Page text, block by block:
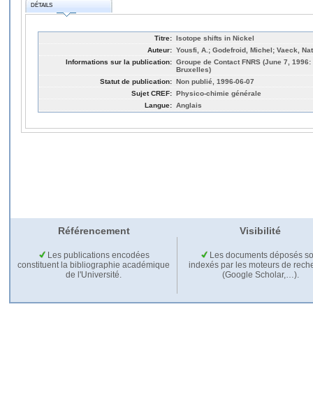
DÉTAILS
Titre: Isotope shifts in Nickel
Auteur: Yousfi, A.; Godefroid, Michel; Vaeck,
Informations sur la publication: Groupe de Contact FNRS (June 7,
Bruxelles)
Statut de publication: Non publié, 1996-06-07
Sujet CREF: Physico-chimie générale
Langue: Anglais
Référencement Visibilité
Les publications encodées
constituent la bibliographie académique
de l'Université.
Les documents déposés
indexés par les moteurs de
(Google Scholar,…).